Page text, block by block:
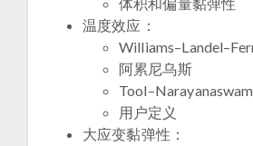
体积和偏量黏弹性
温度效应：
阿累尼乌斯
用户定义
大应变黏弹性：